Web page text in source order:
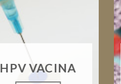
HPV VACINA